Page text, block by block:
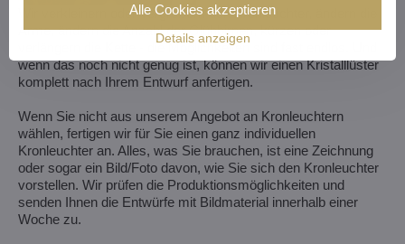
Wir verkleinern oder vergrößern den Kronleuchter, ändern die
Arme, ändern die Anzahl der Glühbirnen, kürzen oder
verlängern die Kette - die Möglichkeiten sind fast endlos. Und
wenn das noch nicht genug ist, können wir einen Kristalllüster
komplett nach Ihrem Entwurf anfertigen.
Wenn Sie nicht aus unserem Angebot an Kronleuchtern
wählen, fertigen wir für Sie einen ganz individuellen
Kronleuchter an. Alles, was Sie brauchen, ist eine Zeichnung
oder sogar ein Bild/Foto davon, wie Sie sich den Kronleuchter
vorstellen. Wir prüfen die Produktionsmöglichkeiten und
senden Ihnen die Entwürfe mit Bildmaterial innerhalb einer
Woche zu.
Details anzeigen
Alle Cookies akzeptieren